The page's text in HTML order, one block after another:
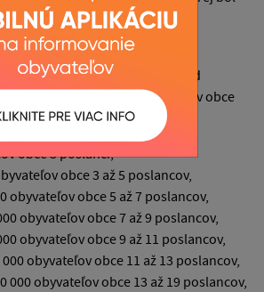
zákona.
na celé volebné obdobie určí pred
podľa počtu obyvateľov obce
obce 3 poslanci,
obce 3 až 5 poslancov,
obyvateľov obce 5 až 7 poslancov,
obyvateľov obce 7 až 9 poslancov,
obyvateľov obce 9 až 11 poslancov,
obyvateľov obce 11 až 13 poslancov,
000 obyvateľov obce 13 až 19 poslancov,